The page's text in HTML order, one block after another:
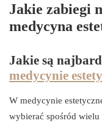
Jakie zabiegi
medycyna
Jakie są
medycynie
W medycynie
wybierać spośród